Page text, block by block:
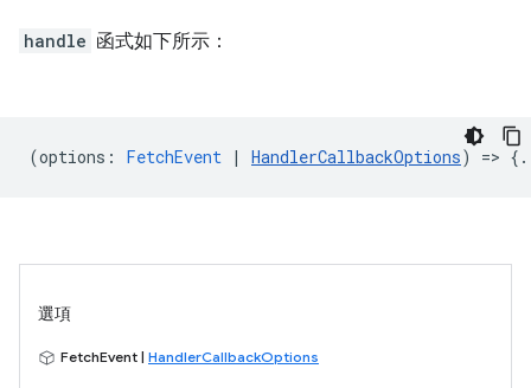
handle 函式如下所示：
(options : FetchEvent | HandlerCallbackOptions) =>
選項
FetchEvent | HandlerCallbackOptions